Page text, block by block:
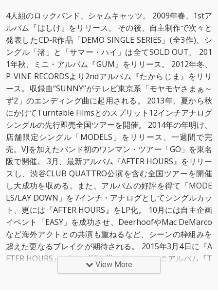
4人組のロックバンド、シャムキャッツ。 2009年春、1stア
ルバム『はしけ』をリリース。 その後、自主制作で次々と
発表したCD-R作品「DEMO SINGLE SERIES」(全3作)、シ
ングル「渚」と「サマー・ハイ」は全てSOLD OUT。 201
1年秋、ミニ・アルバム『GUM』をリリース。 2012年冬、
P-VINE RECORDSより2ndアルバム『たからじま』をリリ
ース。収録曲“SUNNY”がテレビ東京系「モヤモヤさまぁ～
ず2」のエンディング曲に起用される。 2013年、夏から秋
にかけてTurntable Filmsとのスプリット12インチアナログ
シングルの先行即売全国ツアーを開催。 2014年の年明け、
店舗限定シングル「MODELS」をリリース、一週間で完
売。VJを加えたバンド初のワンマン・ツアー「GO」を東名
阪で開催。 3月、最新アルバム『AFTER HOURS』をリリー
スし、渋谷CLUB QUATTRO公演を含む全国ツアーを開催
し大成功を収める。また、アルバムの好評を得て「MODE
LS/LAY DOWN」を7インチ・アナログとしてシングルカッ
ト、更には『AFTER HOURS』をLP化。 10月には自主企画
イベント「EASY」を成功させ、DeerhoofやMac DeMarco
など海外アクトとの共演も重ねるなど、シーンの枠組みを
超えた更なるブレイクが期待される。 2015年3月4日に『A
FTER HOURS』の“その後”を描いたニューミニアルバム『T
AKE CARE』をリリース。全国6箇所のワンマンツアーを開
View More